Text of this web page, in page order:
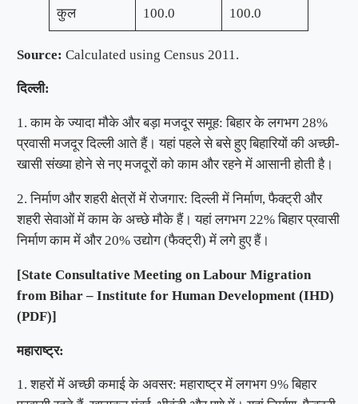
कुल 100.0 100.0
Source:Calculated using Census 2011.
दिल्ली:
1. काम के ज्यादा मौके और बड़ा मजदूर समूह: बिहार के लगभग 28%
प्रवासी मजदूर दिल्ली आते हैं। यहां पहले से बसे हुए बिहारियों की अच्छी-
खासी संख्या होने से नए मजदूरों को काम और रहने में आसानी होती है।
2. निर्माण और शहरी क्षेत्रों में रोजगार: दिल्ली में निर्माण, फैक्ट्री और
शहरी सेवाओं में काम के अच्छे मौके हैं। यहां लगभग 22% बिहार प्रवासी
निर्माण काम में और 20% उद्योग (फैक्ट्री) में लगे हुए हैं।
[State Consultative Meeting on Labour Migration
from Bihar – Institute for Human Development (IHD)
(PDF)]
महाराष्ट्र:
1. शहरों में अच्छी कमाई के अवसर: महाराष्ट्र में लगभग 9% बिहार